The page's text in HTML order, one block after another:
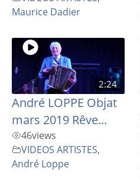
Maurice Dadier
2:24
André LOPPE Objat
mars 2019 Rêve...
46views
VIDEOS ARTISTES,
André Loppe